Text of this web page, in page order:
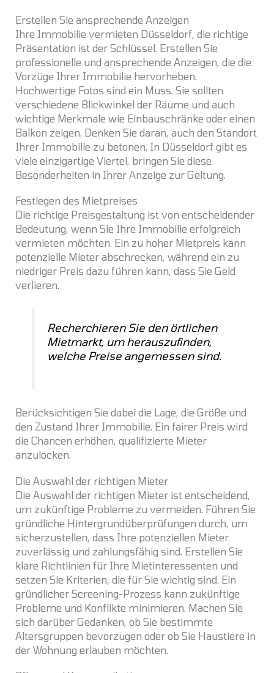
Erstellen Sie ansprechende Anzeigen
Ihre Immobilie vermieten Düsseldorf, die richtige
Präsentation ist der Schlüssel. Erstellen Sie
professionelle und ansprechende Anzeigen, die die
Vorzüge Ihrer Immobilie hervorheben.
Hochwertige Fotos sind ein Muss. Sie sollten
verschiedene Blickwinkel der Räume und auch
wichtige Merkmale wie Einbauschränke oder einen
Balkon zeigen. Denken Sie daran, auch den Standort
Ihrer Immobilie zu betonen. In Düsseldorf gibt es
viele einzigartige Viertel, bringen Sie diese
Besonderheiten in Ihrer Anzeige zur Geltung.
Festlegen des Mietpreises
Die richtige Preisgestaltung ist von entscheidender
Bedeutung, wenn Sie Ihre Immobilie erfolgreich
vermieten möchten. Ein zu hoher Mietpreis kann
potenzielle Mieter abschrecken, während ein zu
niedriger Preis dazu führen kann, dass Sie Geld
verlieren.
Recherchieren Sie den örtlichen
Mietmarkt, um herauszufinden,
welche Preise angemessen sind.
Berücksichtigen Sie dabei die Lage, die Größe und
den Zustand Ihrer Immobilie. Ein fairer Preis wird
die Chancen erhöhen, qualifizierte Mieter
anzulocken.
Die Auswahl der richtigen Mieter
Die Auswahl der richtigen Mieter ist entscheidend,
um zukünftige Probleme zu vermeiden. Führen Sie
gründliche Hintergrundüberprüfungen durch, um
sicherzustellen, dass Ihre potenziellen Mieter
zuverlässig und zahlungsfähig sind. Erstellen Sie
klare Richtlinien für Ihre Mietinteressenten und
setzen Sie Kriterien, die für Sie wichtig sind. Ein
gründlicher Screening-Prozess kann zukünftige
Probleme und Konflikte minimieren. Machen Sie
sich darüber Gedanken, ob Sie bestimmte
Altersgruppen bevorzugen oder ob Sie Haustiere in
der Wohnung erlauben möchten.